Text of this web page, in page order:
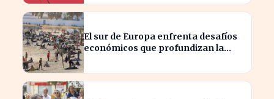
El sur de Europa enfrenta desafíos
económicos que profundizan la